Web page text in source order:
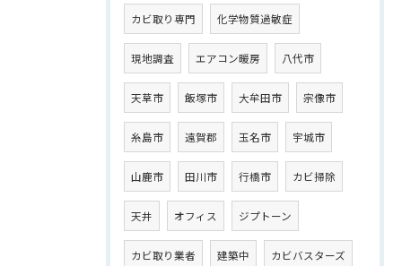
カビ取り専門 化学物質過敏症
現地調査 エアコン暖房 八代市
天草市 飯塚市 大牟田市 宗像市
糸島市 遠賀郡 玉名市 宇城市
山鹿市 田川市 行橋市 カビ掃除
天井 オフィス ジプトーン
カビ取り業者 建築中 カビバスターズ